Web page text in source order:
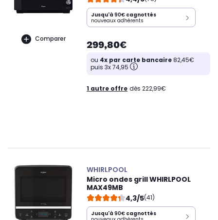
Comparer
Jusqu'à 90€ cagnottés
nouveaux adhérents
299,80€
ou 4x par carte bancaire82,45€
puis 3x 74,95
1 autre offre dès 222,99€
WHIRLPOOL
Micro ondes grill WHIRLPOOL
MAX49MB
4,3/5(41)
Jusqu'à 90€ cagnottés